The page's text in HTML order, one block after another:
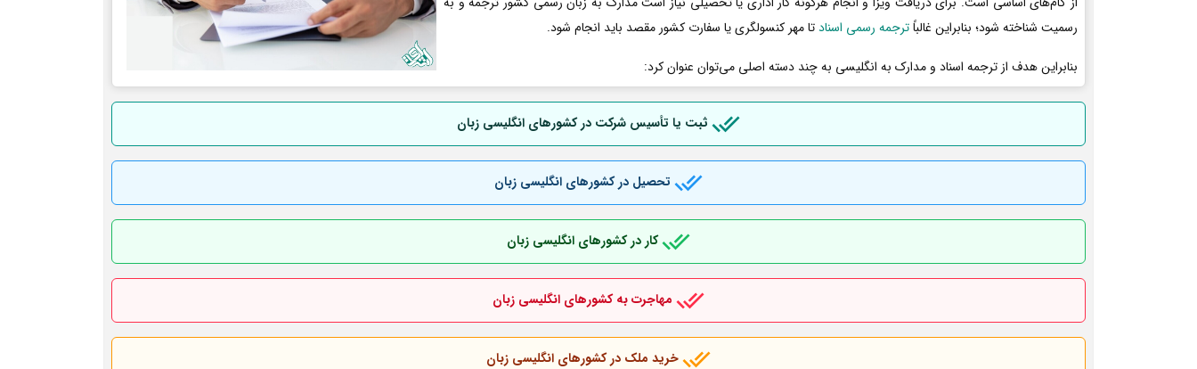
رسمیت شناخته شود؛ بنابراین غالباًترجمه رسمی اسنادتا مهر کنسولگری یا سفارت کشور مقصد باید انجام شود.
بنابراین هدف از ترجمه اسناد و مدارک به انگلیسی به چند دسته اصلی می‌توان عنوان کرد:
ثبت یا تأسیس شرکت در کشورهای انگلیسی زبان
تحصیل در کشورهای انگلیسی زبان
کار در کشورهای انگلیسی زبان
مهاجرت به کشورهای انگلیسی زبان
خرید ملک در کشورهای انگلیسی زبان